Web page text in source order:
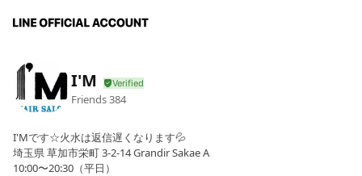
I'M
Friends384
I'Mです☆火水は返信遅くなります💦
埼玉県 草加市栄町 3-2-14 Grandir Sakae A
10:00〜20:30（平日）